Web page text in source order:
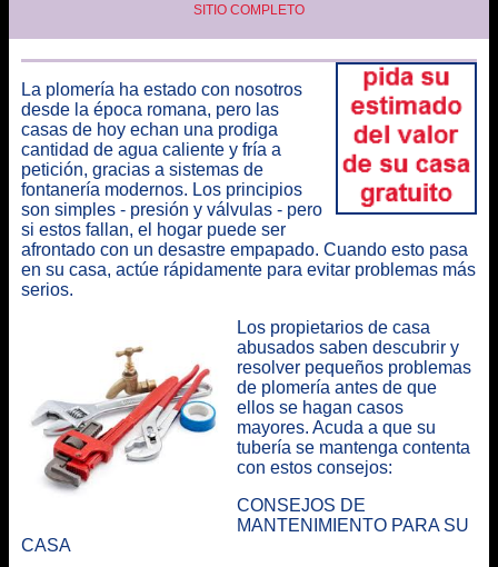
SITIO COMPLETO
La plomería ha estado con nosotros
desde la época romana, pero las
casas de hoy echan una prodiga
cantidad de agua caliente y fría a
petición, gracias a sistemas de
fontanería modernos. Los principios
son simples - presión y válvulas - pero
si estos fallan, el hogar puede ser
afrontado con un desastre empapado. Cuando esto pasa
en su casa, actúe rápidamente para evitar problemas más
serios.
Los propietarios de casa
abusados saben descubrir y
resolver pequeños problemas
de plomería antes de que
ellos se hagan casos
mayores.Acuda a que su
tubería se mantenga contenta
con estos consejos:
CONSEJOS DE
MANTENIMIENTO PARA SU
CASA